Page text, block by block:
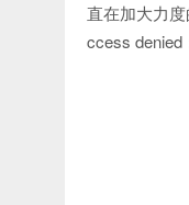
直在加大力
ccess denied